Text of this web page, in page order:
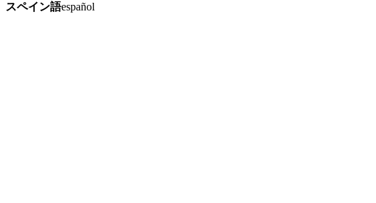
スペイン語español